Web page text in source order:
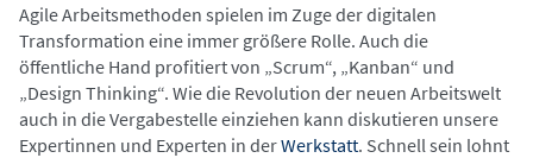
Agile Arbeitsmethoden spielen im Zuge der digitalen
Transformation eine immer größere Rolle. Auch die
öffentliche Hand profitiert von „Scrum“, „Kanban“ und
„Design Thinking“. Wie die Revolution der neuen Arbeitswelt
auch in die Vergabestelle einziehen kann diskutieren unsere
Expertinnen und Experten in derWerkstatt. Schnell sein lohnt